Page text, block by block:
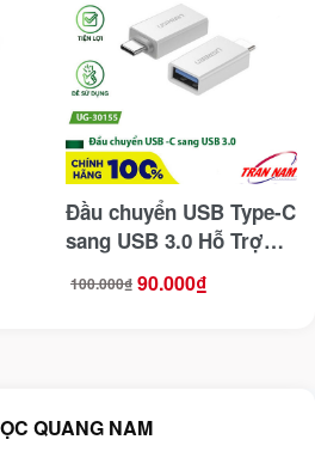
Đầu chuyển USB Type-C
sang USB 3.0 Hỗ Trợ
OTG Ugreen 30155
(Trắng)
100.000₫
Giá
gốc 90.000₫
Giá
hiện
QUANG NAM